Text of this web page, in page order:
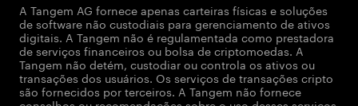
A Tangem AG fornece apenas carteiras físicas e soluções
de software não custodiais para gerenciamento de ativos
digitais. A Tangem não é regulamentada como prestadora
de serviços financeiros ou bolsa de criptomoedas. A
Tangem não detém, custodiar ou controla os ativos ou
transações dos usuários. Os serviços de transações cripto
são fornecidos por terceiros. A Tangem não fornece